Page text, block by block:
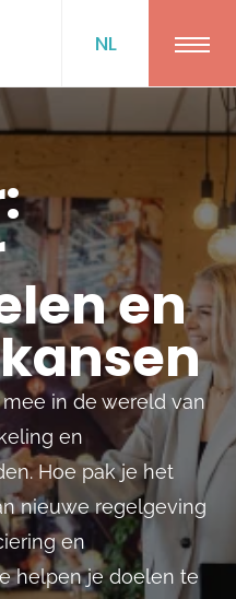
NL
en
in de wereld van
en
Hoe pak je het
nieuwe regelgeving
en
helpen je doelen te